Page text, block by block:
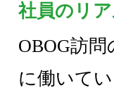
社員のリ
OBOG訪
に働いて